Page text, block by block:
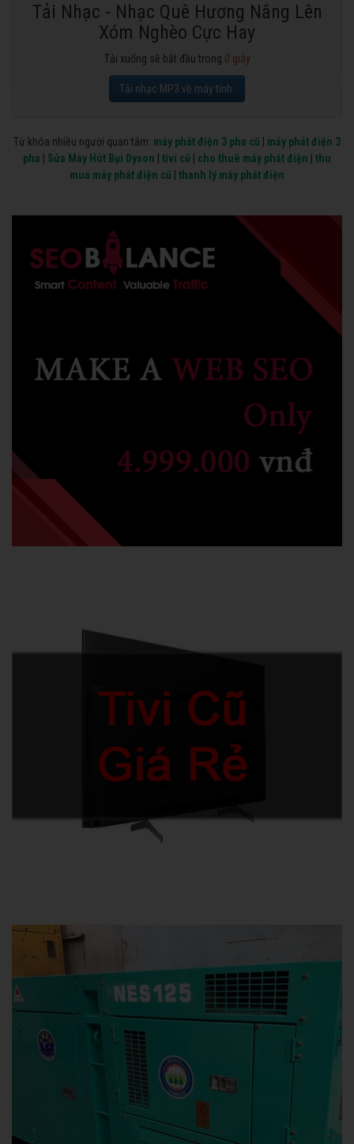
Tải Nhạc - Nhạc Quê Hương Nắng Lên
Xóm Nghèo Cực Hay
Tải xuống sẽ bắt đầu trong 0 giây
Tải nhạc MP3 về máy tính.
Từ khóa nhiều người quan tâm: máy phát điện 3 pha cũ
máy phát điện 3
pha
Sửa Máy Hút Bụi Dyson tivi cũ cho thuê máy phát điện
thu
mua máy phát điện cũ
thanh lý máy phát điện